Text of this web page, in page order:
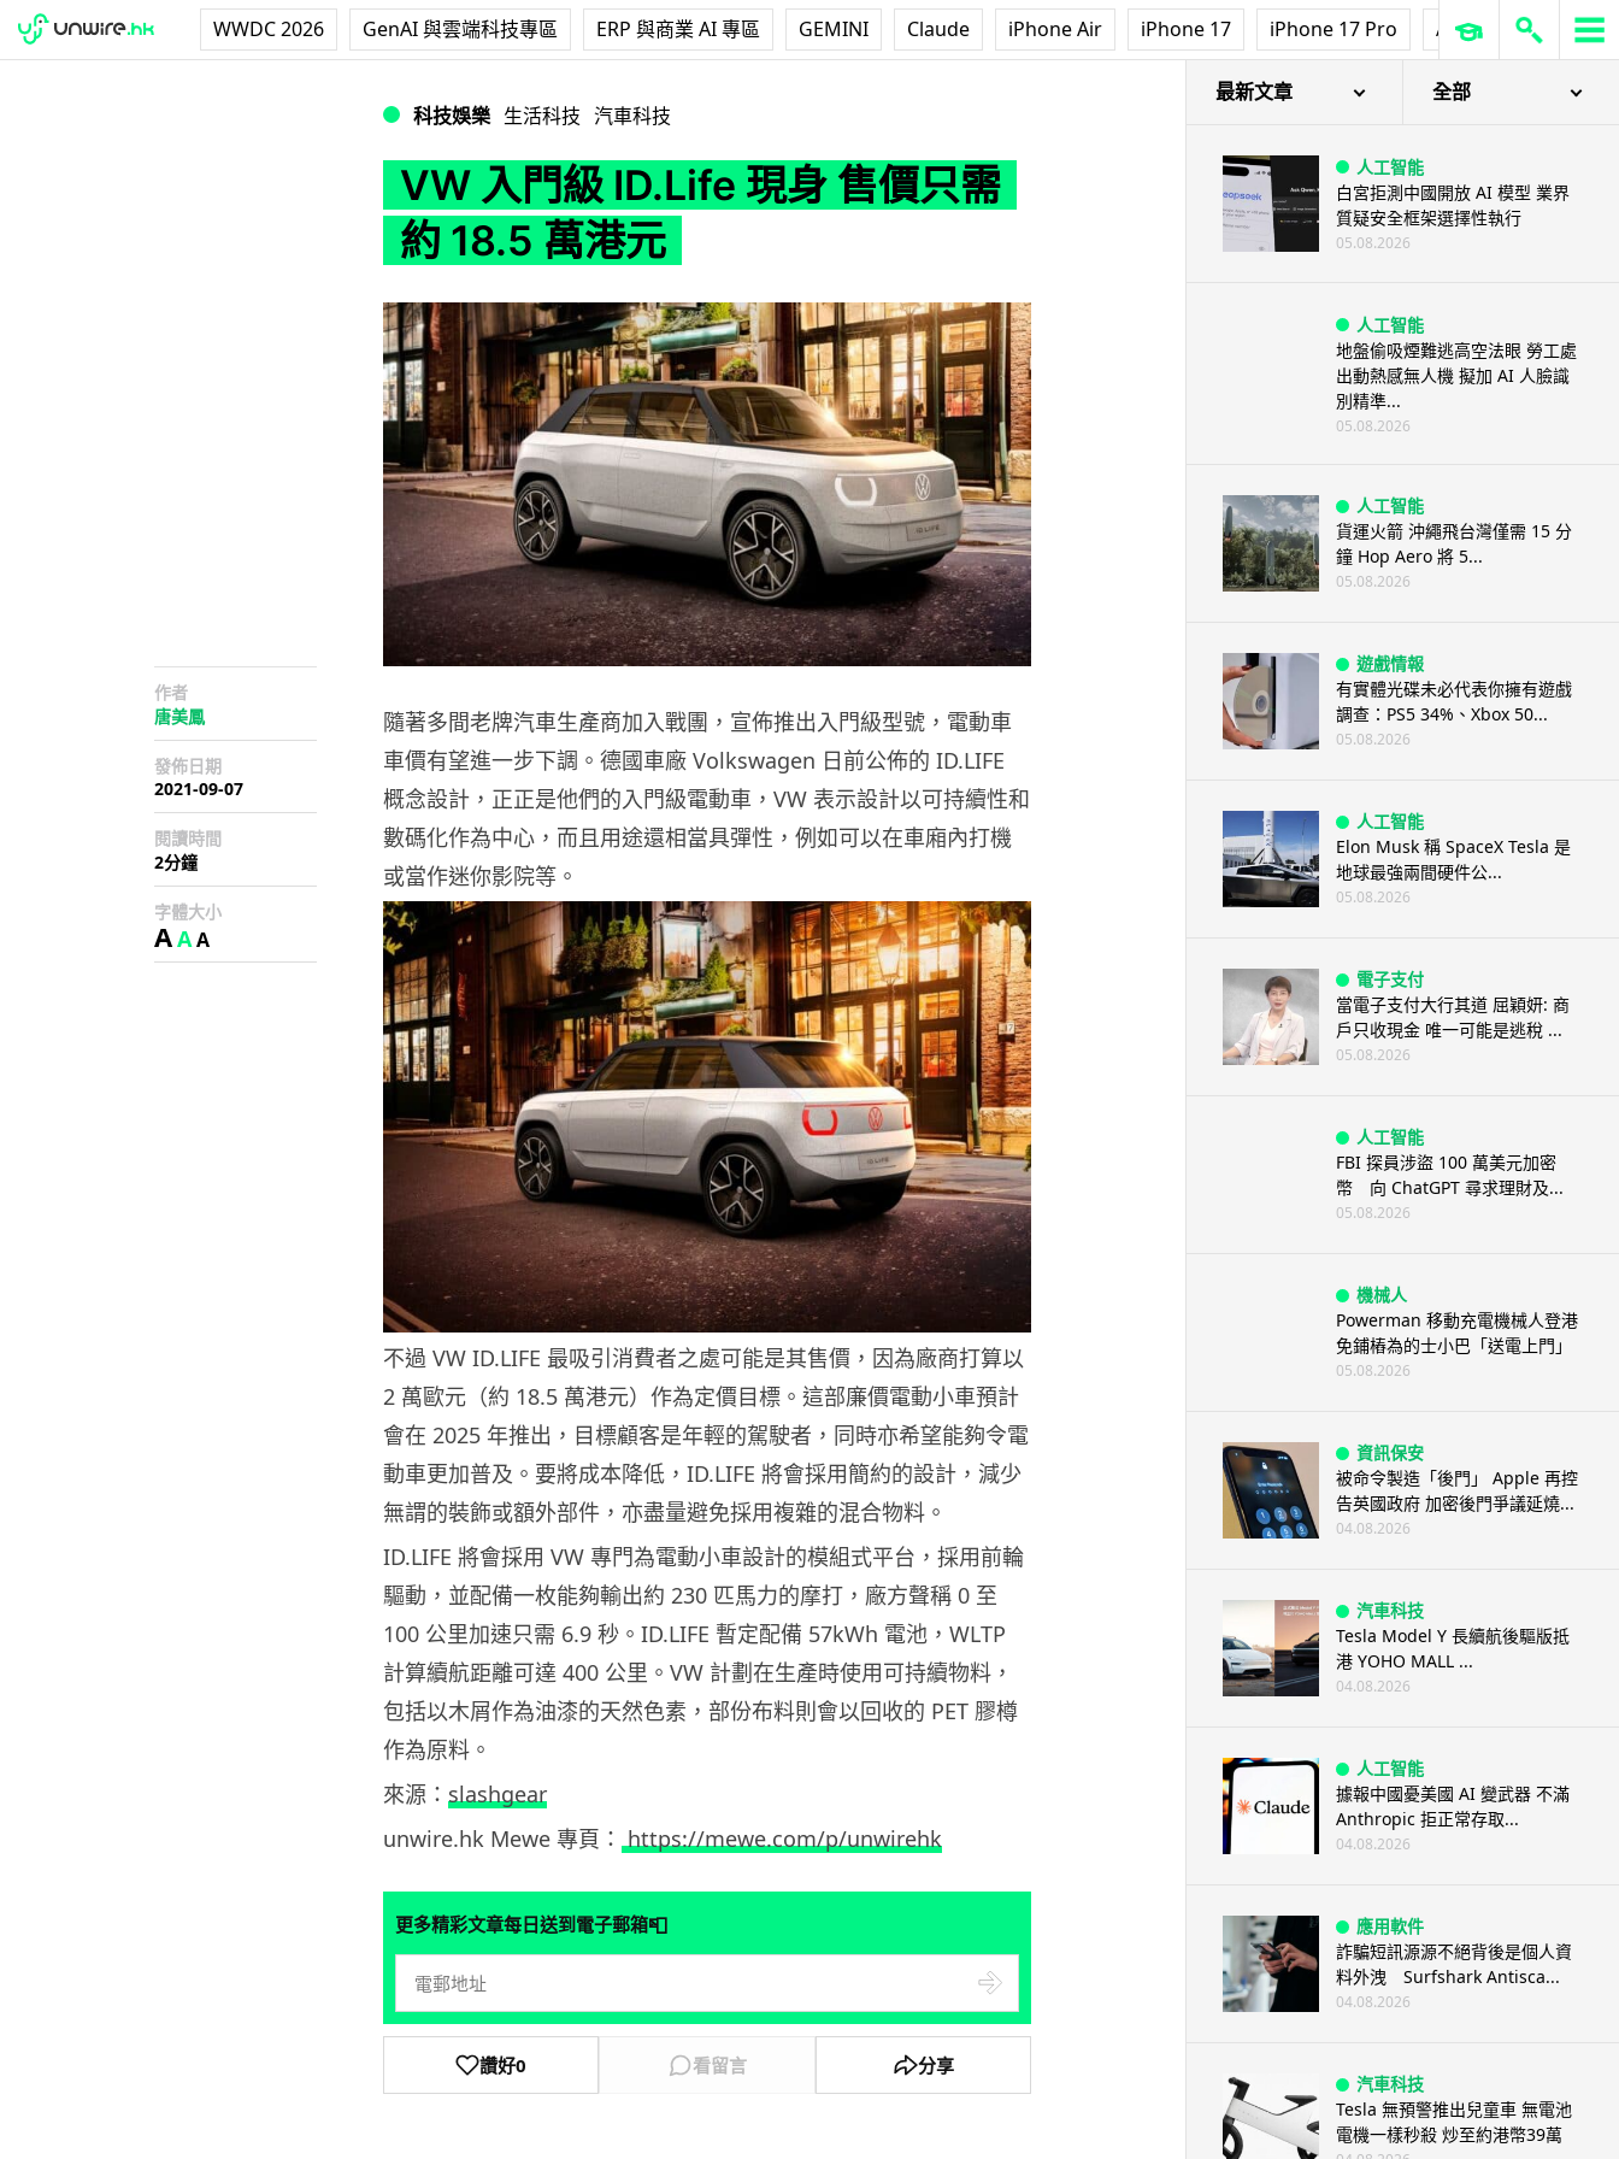
WWDC 2026 GenAI 與雲端科技專區 ERP 與商業 AI 專區 GEMINI Claude iPhone Air iPhone 17 iPhone 17 Pro AirPods Pro 3
科技娛樂 生活科技 汽車科技
VW 入門級 ID.Life 現身 售價只需
約 18.5 萬港元
作者
唐美鳳
發佈日期
2021-09-07
閱讀時間
2分鐘
字體大小
AAA
隨著多間老牌汽車生產商加入戰團，宣佈推出入門級型號，電動車
車價有望進一步下調。德國車廠 Volkswagen 日前公佈的 ID.LIFE
概念設計，正正是他們的入門級電動車，VW 表示設計以可持續性和
數碼化作為中心，而且用途還相當具彈性，例如可以在車廂內打機
或當作迷你影院等。
不過 VW ID.LIFE 最吸引消費者之處可能是其售價，因為廠商打算以
2 萬歐元（約 18.5 萬港元）作為定價目標。這部廉價電動小車預計
會在 2025 年推出，目標顧客是年輕的駕駛者，同時亦希望能夠令電
動車更加普及。要將成本降低，ID.LIFE 將會採用簡約的設計，減少
無謂的裝飾或額外部件，亦盡量避免採用複雜的混合物料。
ID.LIFE 將會採用 VW 專門為電動小車設計的模組式平台，採用前輪
驅動，並配備一枚能夠輸出約 230 匹馬力的摩打，廠方聲稱 0 至
100 公里加速只需 6.9 秒。ID.LIFE 暫定配備 57kWh 電池，WLTP
計算續航距離可達 400 公里。VW 計劃在生產時使用可持續物料，
包括以木屑作為油漆的天然色素，部份布料則會以回收的 PET 膠樽
作為原料。
來源： slashgear
unwire.hk Mewe 專頁： https://mewe.com/p/unwirehk
更多精彩文章每日送到電子郵箱📮
讚好0 看留言 分享
最新文章 全部
人工智能
白宮拒測中國開放 AI 模型 業界
質疑安全框架選擇性執行
05.08.2026
人工智能
地盤偷吸煙難逃高空法眼 勞工處
出動熱感無人機 擬加 AI 人臉識
別精準...
05.08.2026
人工智能
貨運火箭 沖繩飛台灣僅需 15 分
鐘 Hop Aero 將 5...
05.08.2026
遊戲情報
有實體光碟未必代表你擁有遊戲
調查：PS5 34%、Xbox 50...
05.08.2026
人工智能
Elon Musk 稱 SpaceX Tesla 是
地球最強兩間硬件公...
05.08.2026
電子支付
當電子支付大行其道 屈穎妍: 商
戶只收現金 唯一可能是逃稅 ...
05.08.2026
人工智能
FBI 探員涉盜 100 萬美元加密
幣 向 ChatGPT 尋求理財及...
05.08.2026
機械人
Powerman 移動充電機械人登港
免鋪樁為的士小巴「送電上門」
05.08.2026
資訊保安
被命令製造「後門」 Apple 再控
告英國政府 加密後門爭議延燒...
04.08.2026
汽車科技
Tesla Model Y 長續航後驅版抵
港 YOHO MALL ...
04.08.2026
人工智能
據報中國憂美國 AI 變武器 不滿
Anthropic 拒正常存取...
04.08.2026
應用軟件
詐騙短訊源源不絕背後是個人資
料外洩 Surfshark Antisca...
04.08.2026
汽車科技
Tesla 無預警推出兒童車 無電池
電機一樣秒殺 炒至約港幣39萬